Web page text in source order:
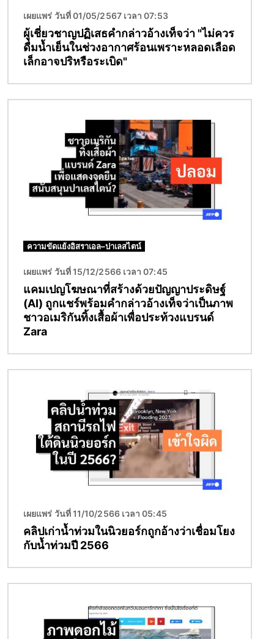
เผยแพร่ วันที่ 01/05/2567 เวลา 07:53
ผู้เชี่ยวชาญปฏิเสธคำกล่าวอ้างเท็จว่า "ไม่ควร
ดื่มน้ำเย็นในช่วงอากาศร้อนเพราะหลอดเลือด
เล็กอาจปริหรือระเบิด"
ความขัดแย้งอิสราเอล–ปาเลสไตน์
เผยแพร่ วันที่ 15/12/2566 เวลา 07:45
แคมเปญโฆษณาที่สร้างด้วยปัญญาประดิษฐ์
(AI) ถูกแชร์พร้อมคำกล่าวอ้างเท็จว่าเป็นภาพ
ชาวอเมริกันทิ้งเสื้อผ้าเพื่อประท้วงแบรนด์
Zara
เผยแพร่ วันที่ 11/10/2566 เวลา 05:45
คลิปเก่าน้ำท่วมในนิวยอร์กถูกอ้างว่าเชื่อมโยง
กับน้ำท่วมปี 2566